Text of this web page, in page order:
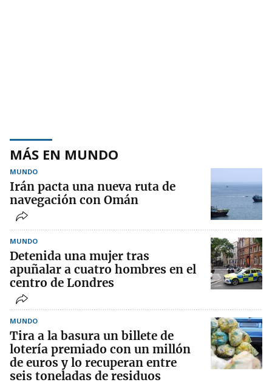
MÁS EN MUNDO
MUNDO
Irán pacta una nueva ruta de
navegación con Omán
MUNDO
Detenida una mujer tras
apuñalar a cuatro hombres en el
centro de Londres
MUNDO
Tira a la basura un billete de
lotería premiado con un millón
de euros y lo recuperan entre
seis toneladas de residuos